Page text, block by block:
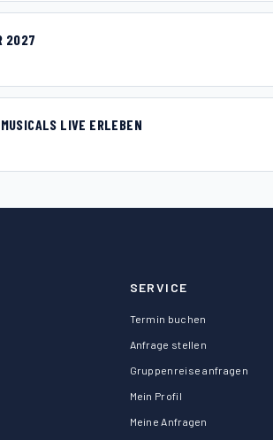
2027
LIVE ERLEBEN
SERVICE
Termin buchen
Anfrage stellen
Gruppenreise anfragen
Mein Profil
Meine Anfragen